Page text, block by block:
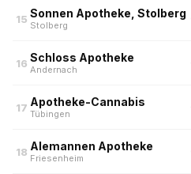
15 Sonnen Apotheke, Stolberg
Stolberg
16 Schloss Apotheke
Andernach
17 Apotheke-Cannabis
Tübingen
18 Alemannen Apotheke
Friesenheim